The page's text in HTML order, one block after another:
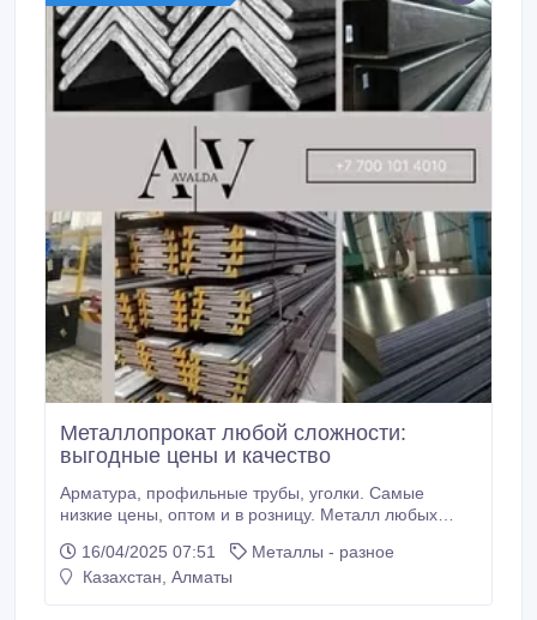
Металлопрокат любой сложности:
выгодные цены и качество
Арматура, профильные трубы, уголки. Самые
низкие цены, оптом и в розницу. Металл любых
металлопрокат, широкий ассортимент, имеются все
диаметры и размеры. - Арматура - Труба круглая -
16/04/2025 07:51
Металлы - разное
Казахстан, Алматы